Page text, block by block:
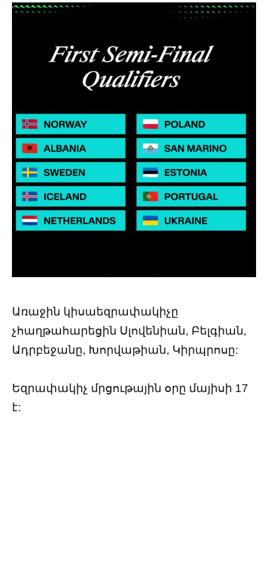
Առաջին կիսաեզրափակիչը
չհաղթահարեցին Սլովենիան, Բելգիան,
Ադրբեջանը, Խորվաթիան, Կիրպրոսը:
Եզրափակիչ մրցութային օրը մայիսի 17
է: